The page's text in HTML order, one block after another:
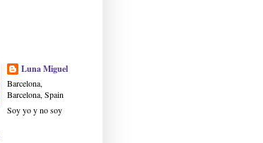
Luna Miguel
Barcelona,
Barcelona, Spain
Soy yo y no soy